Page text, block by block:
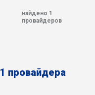
найдено 1
провайдеров
1 провайдера